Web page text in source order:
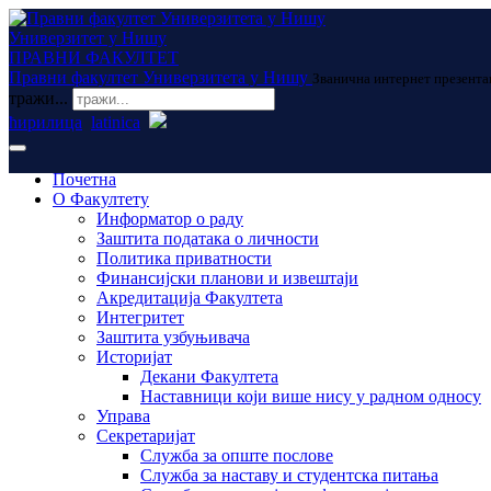
Универзитет у Нишу
ПРАВНИ ФАКУЛТЕТ
Правни факултет Универзитета у Нишу Званична интернет
тражи...
ћирилица latinica
Почетна
О Факултету
Информатор о раду
Заштита података о личности
Политика приватности
Финансијски планови и извештаји
Акредитација Факултета
Интегритет
Заштита узбуњивача
Историјат
Декани Факултета
Наставници који више нису у радном односу
Управа
Секретаријат
Служба за опште послове
Служба за наставу и студентска питања